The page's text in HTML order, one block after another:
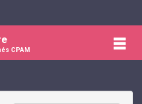
CPAM